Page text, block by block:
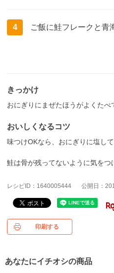
4 ご飯に鮭フレークと青
きっかけ
おにぎりにまぜたほうがよくたべ
おいしくなるコツ
味つけOKなら、おにぎりに塩して
鮭は骨が残ってないように気をつ
レシピID：1640005444 公開日：
印刷する
あなたにイチオシの商品